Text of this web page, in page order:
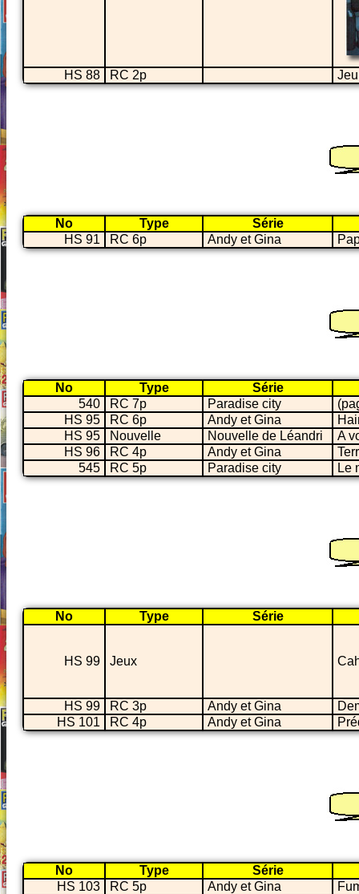
HS 88 RC 2p
No Type
Série
HS 91
RC 6p Andy et Gina
No Type
Série
540
RC 7p Paradise city
HS 95
RC 6p Andy et Gina
HS 95
Nouvelle Nouvelle de Léandri
A
HS 96
RC 4p Andy et Gina
545
RC 5p Paradise city Le
No Type Série
HS 99 Jeux
HS 99 RC 3p Andy et Gina
HS 101
RC 4p Andy et Gina
No Type
Série
HS 103
RC 5p Andy et Gina